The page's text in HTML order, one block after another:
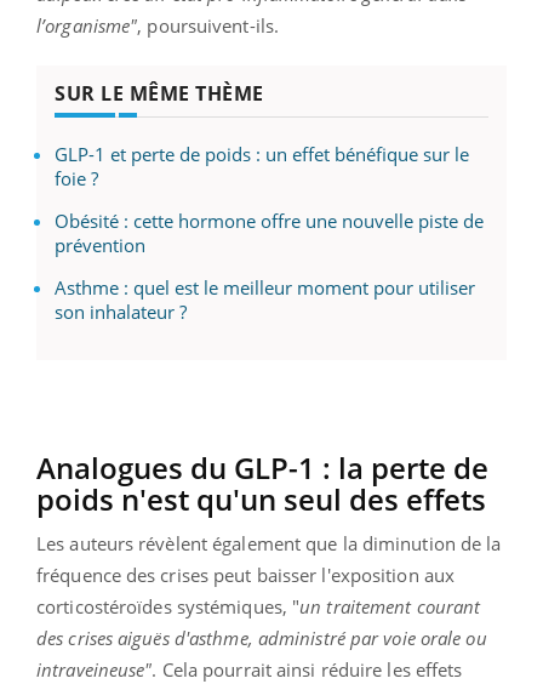
l’organisme", poursuivent-ils.
SUR LE MÊME THÈME
GLP-1 et perte de poids : un effet bénéfique sur le
foie ?
Obésité : cette hormone offre une nouvelle piste de
prévention
Asthme : quel est le meilleur moment pour utiliser
son inhalateur ?
Analogues du GLP-1 : la perte de
poids n'est qu'un seul des effets
Les auteurs révèlent également que la diminution de la
fréquence des crises peut baisser l'exposition aux
corticostéroïdes systémiques, "un traitement courant
des crises aiguës d'asthme, administré par voie orale ou
intraveineuse". Cela pourrait ainsi réduire les effets